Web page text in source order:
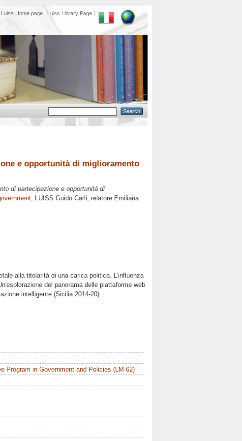
Luiss Home page Luiss Library Page
e opportunità di miglioramento
di partecipazione e opportunità di
, LUISS Guido Carli, relatore Emiliana
alla titolarità di una carica politica. L'influenza
del panorama delle piattaforme web
intelligente (Sicilia 2014-20).
Program in Government and Policies (LM-62)